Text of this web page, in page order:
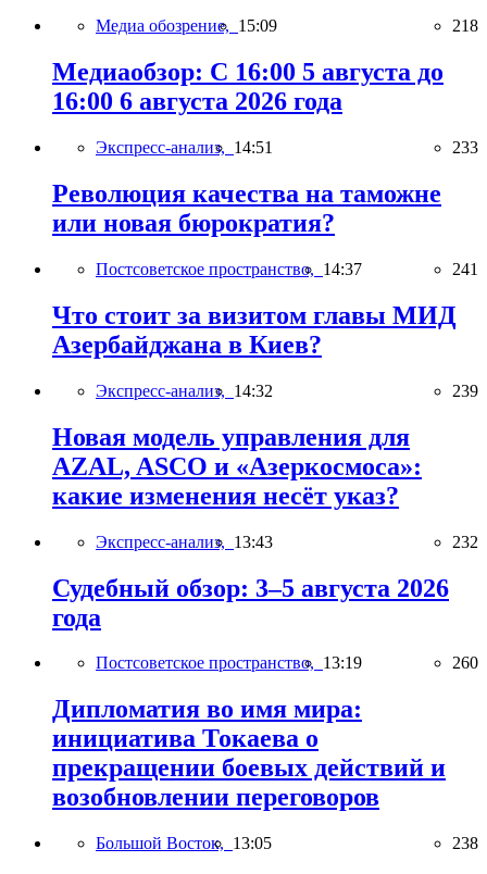
Медиа обозрение, 15:09 218
Медиаобзор: С 16:00 5 августа до
16:00 6 августа 2026 года
Экспресс-анализ, 14:51 233
Революция качества на таможне
или новая бюрократия?
Постсоветское пространство, 14:37 241
Что стоит за визитом главы МИД
Азербайджана в Киев?
Экспресс-анализ, 14:32 239
Новая модель управления для
AZAL, ASCO и «Азеркосмоса»:
какие изменения несёт указ?
Экспресс-анализ, 13:43 232
Судебный обзор: 3–5 августа 2026
года
Постсоветское пространство, 13:19 260
Дипломатия во имя мира:
инициатива Токаева о
прекращении боевых действий и
возобновлении переговоров
Большой Восток, 13:05 238